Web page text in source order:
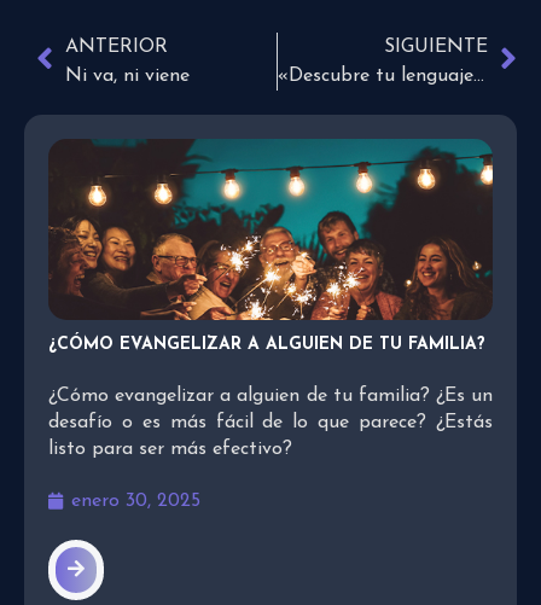
ANTERIOR
Ni va, ni viene
SIGUIENTE
«Descubre tu lenguaje del amor»
¿CÓMO EVANGELIZAR A ALGUIEN DE TU FAMILIA?
¿Cómo evangelizar a alguien de tu familia? ¿Es un
desafío o es más fácil de lo que parece? ¿Estás
listo para ser más efectivo?
enero 30, 2025